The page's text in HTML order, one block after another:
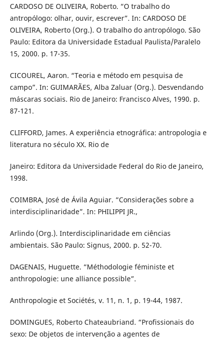
CARDOSO DE OLIVEIRA, Roberto. “O trabalho do
antropólogo: olhar, ouvir, escrever”. In: CARDOSO DE
OLIVEIRA, Roberto (Org.). O trabalho do antropólogo. São
Paulo: Editora da Universidade Estadual Paulista/Paralelo
15, 2000. p. 17-35.
CICOUREL, Aaron. “Teoria e método em pesquisa de
campo”. In: GUIMARÃES, Alba Zaluar (Org.). Desvendando
máscaras sociais. Rio de Janeiro: Francisco Alves, 1990. p.
87-121.
CLIFFORD, James. A experiência etnográfica: antropologia e
literatura no século XX. Rio de
Janeiro: Editora da Universidade Federal do Rio de Janeiro,
1998.
COIMBRA, José de Ávila Aguiar. “Considerações sobre a
interdisciplinaridade”. In: PHILIPPI JR.,
Arlindo (Org.). Interdisciplinaridade em ciências
ambientais. São Paulo: Signus, 2000. p. 52-70.
DAGENAIS, Huguette. “Méthodologie féministe et
anthropologie: une alliance possible”.
Anthropologie et Sociétés, v. 11, n. 1, p. 19-44, 1987.
DOMINGUES, Roberto Chateaubriand. “Profissionais do
sexo: De objetos de intervenção a agentes de